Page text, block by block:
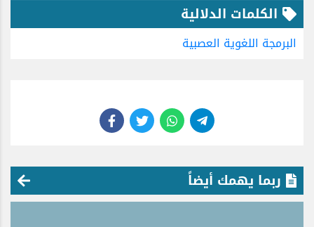
الكلمات الدلالية
البرمجة اللغوية العصبية
ربما يهمك أيضاً